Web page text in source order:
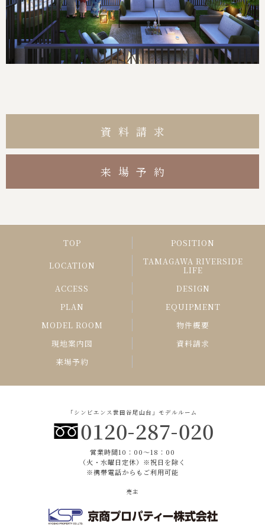
資料請求
来場予約
TOP POSITION
LOCATION TAMAGAWA RIVERSIDE
LIFE
ACCESS
DESIGN
PLAN
EQUIPMENT
MODEL ROOM
物件概要
現地案内図
資料請求
来場予約
「シンビエンス世田谷尾山台」モデルルーム
0120-287-020
営業時間10：00〜18：00
（火・水曜日定休）※祝日を除く
※携帯電話からもご利用可能
売主